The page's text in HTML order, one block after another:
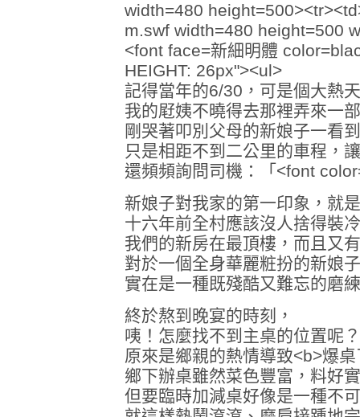
width=480
m.swf width=480 height=500
<font face=新細明體
HEIGHT: 26px"><ul>
記得當年的6/30，可是個大熱
我的屘姨不曉得去那裡弄來一
剛哭著叩別父母的新娘子一看
只是相距不到二公里的車程，
還頻頻詢問司機：「<font
新娘子對我家的第一印象，就
十六年前全村應該沒人捨得裝
我們的新房在最頂樓，而且又
對於一個全身華麗粧扮的新娘
實在是一種既殘酷又難忘的磨
終於熬到晚宴的時刻，
咦！怎麼找不到主桌的位置呢？
原來是鄉親的熱情導致<b>爆
鄉下辦桌雖然菜色豐富，料好
但要臨時加減桌好像是一種不